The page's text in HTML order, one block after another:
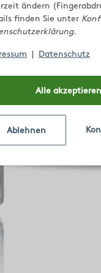
ändern
finden Sie unter
.
Datenschutz
Alle akzeptieren
Ablehnen